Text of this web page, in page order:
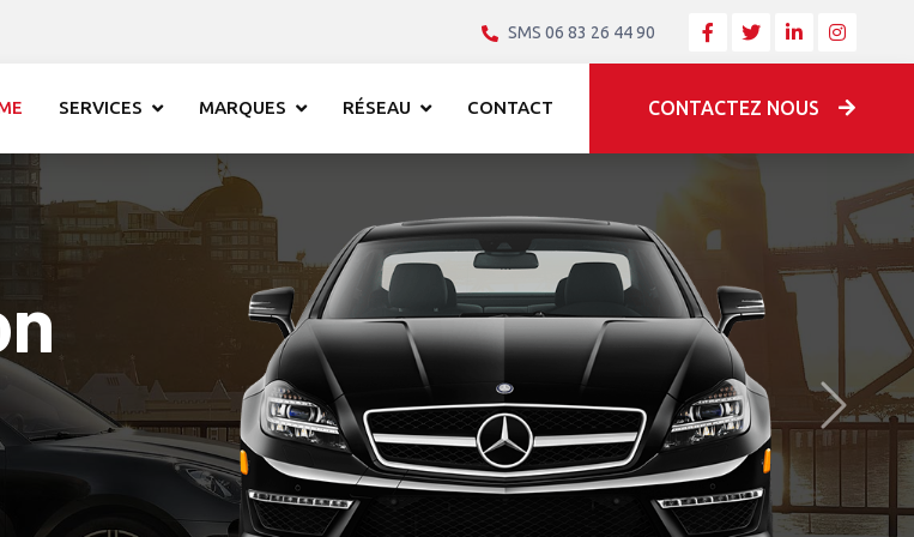
SMS 06 83 26 44 90
SERVICES MARQUES RÉSEAU CONTACT CONTACTEZ NOUS
Après